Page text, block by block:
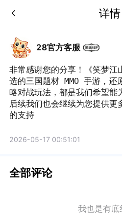
详情
28官方客服
非常感谢您的分享！《笑梦江
选的三国题材 MMO 手游，还
略对战玩法，都是我们希望能
后续我们也会继续为您提供更
的支持
2026-05-17 00:51:01
全部评论
我也是有底